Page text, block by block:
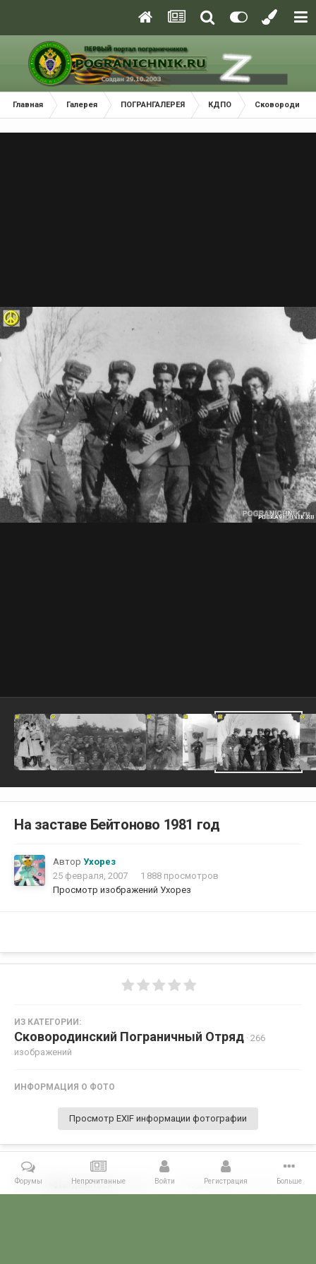
Главная Галерея ПОГРАНГАЛЕРЕЯ КДПО
На заставе Бейтоново 1981 год
Автор Ухорез
25 февраля, 2007
1 888 просмотров
Просмотр изображений Ухорез
ИЗ КАТЕГОРИИ:
Сковородинский Пограничный Отряд · 266
изображений
ИНФОРМАЦИЯ О ФОТО
Просмотр EXIF информации фотографии
Поделиться Подписчики 0
Форумы Непрочитанные Войти Регистрация Больше